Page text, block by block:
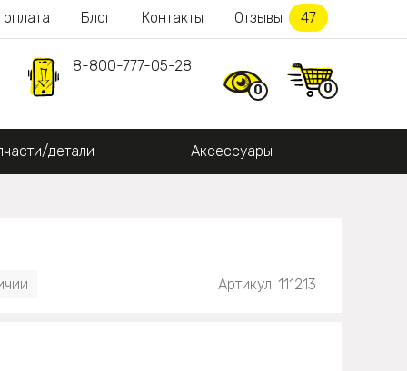
Блог Контакты Отзывы 47
8-800-777-05-28
0 0
детали Аксессуары
Артикул: 111213